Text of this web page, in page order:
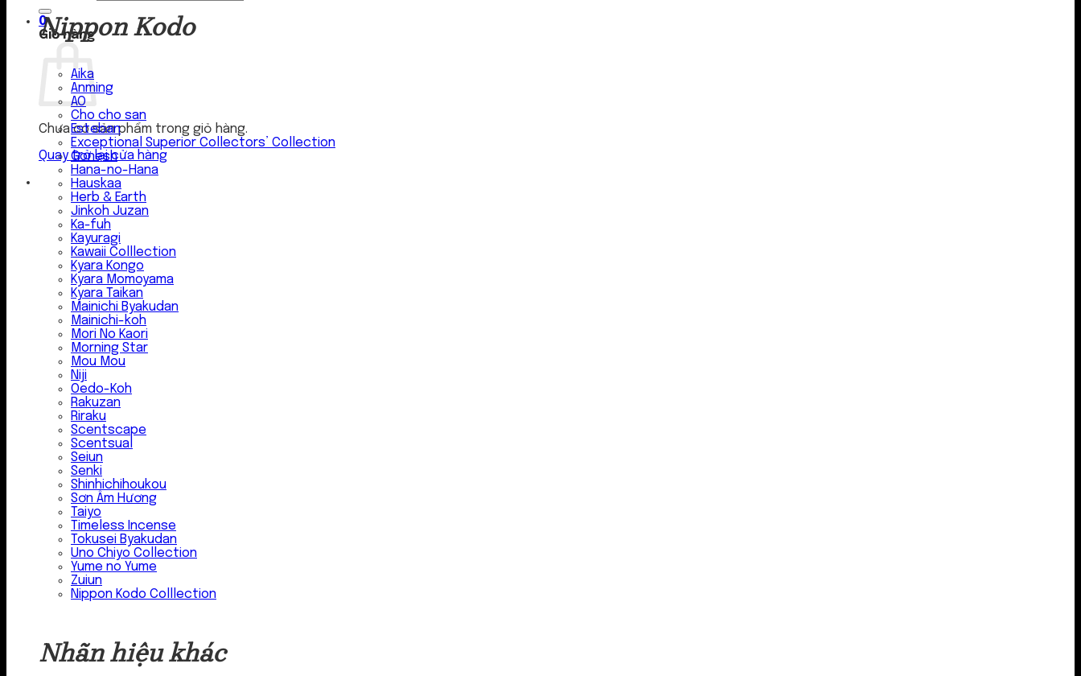
0
Giỏ hàng
Chưa có sản phẩm trong giỏ hàng.
Quay trở lại cửa hàng
Nippon Kodo
Aika
Anming
AO
Cho cho san
Esteban
Exceptional Superior Collectors’ Collection
Gonesh
Hana-no-Hana
Hauskaa
Herb & Earth
Jinkoh Juzan
Ka-fuh
Kayuragi
Kawaii Colllection
Kyara Kongo
Kyara Momoyama
Kyara Taikan
Mainichi Byakudan
Mainichi-koh
Mori No Kaori
Morning Star
Mou Mou
Niji
Oedo-Koh
Rakuzan
Riraku
Scentscape
Scentsual
Seiun
Senki
Shinhichihoukou
Sơn Âm Hương
Taiyo
Timeless Incense
Tokusei Byakudan
Uno Chiyo Collection
Yume no Yume
Zuiun
Nippon Kodo Colllection
Nhãn hiệu khác